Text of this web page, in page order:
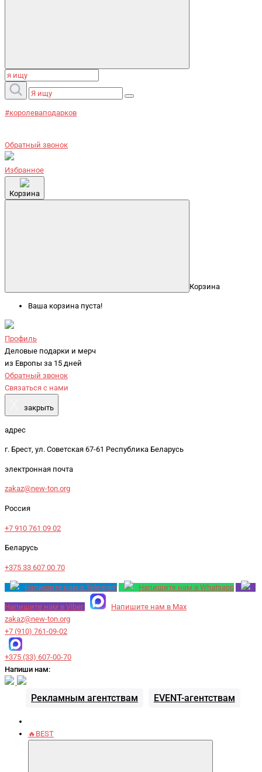
#королеваподарков
Обратный звонок
Избранное
Корзина
Корзина
Ваша корзина пуста!
Профиль
Деловые подарки и мерч
из Европы за 15 дней
Обратный звонок
Связаться с нами
закрыть
адрес
г. Брест, ул. Советская 67-61 Республика Беларусь
электронная почта
zakaz@new-ton.org
Россия
+7 910 761 09 02
Беларусь
+375 33 607 00 70
Напишите нам в Telegram Напишите нам в Whatsapp
Напишите нам в Viber
Напишите нам в Max
zakaz@new-ton.org
+7 (910) 761-09-02
+375 (33) 607-00-70
Напиши нам:
Рекламным агентствам EVENT-агентствам
🔥BEST